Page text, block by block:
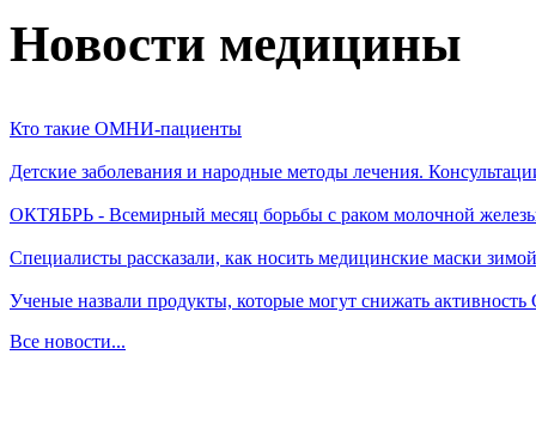
Новости медицины
Кто такие ОМНИ-пациенты
Детские заболевания и народные методы лечения.
ОКТЯБРЬ - Всемирный месяц борьбы с раком молочной
Специалисты рассказали, как носить медицинские маски зимой
Ученые назвали продукты, которые могут снижать
Все новости...